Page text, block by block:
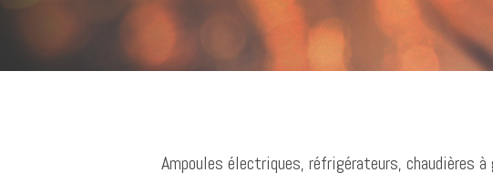
Ampoules électriques, réfrigérateurs, chaudières